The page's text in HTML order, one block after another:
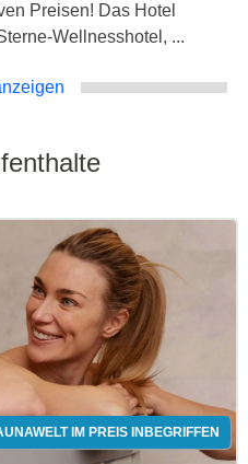
Preisen! Das Hotel
Wellnesshotel, ...
IM PREIS INBEGRIFFEN